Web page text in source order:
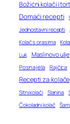
Božićni kolači i
Domaći recepti
Jednostavni recepti
Kolač s orasima
Luk Maslinovo ulje
Posna jela Rajčica
Recepti za kolače
Sitni kolači Slanina
Čokoladni kolač